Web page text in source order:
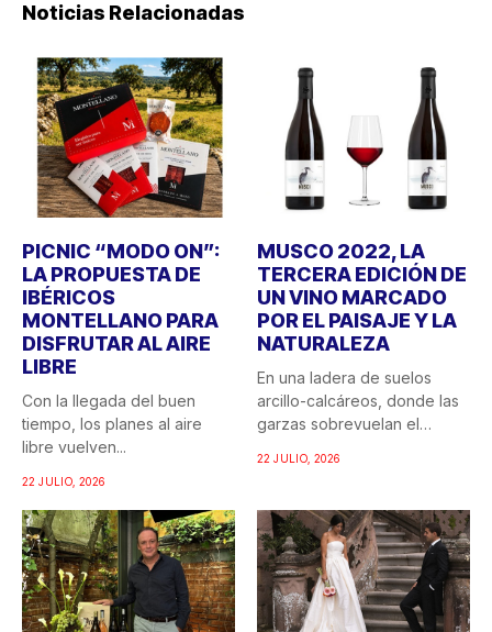
Noticias Relacionadas
PICNIC “MODO ON”:
LA PROPUESTA DE
IBÉRICOS
MONTELLANO PARA
DISFRUTAR AL AIRE
LIBRE
Con la llegada del buen
tiempo, los planes al aire
libre vuelven...
22 JULIO, 2026
MUSCO 2022, LA
TERCERA EDICIÓN DE
UN VINO MARCADO
POR EL PAISAJE Y LA
NATURALEZA
En una ladera de suelos
arcillo-calcáreos, donde las
garzas sobrevuelan el
22 JULIO, 2026